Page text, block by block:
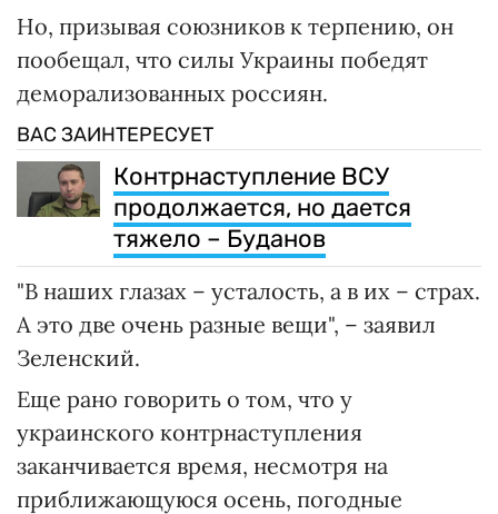
Но, призывая союзников к терпению, он
пообещал, что силы Украины победят
деморализованных россиян.
ВАС ЗАИНТЕРЕСУЕТ
Контрнаступление ВСУ
продолжается, но дается
тяжело – Буданов
"В наших глазах – усталость, а в их – страх.
А это две очень разные вещи", – заявил
Зеленский.
Еще рано говорить о том, что у
украинского контрнаступления
заканчивается время, несмотря на
приближающуюся осень, погодные